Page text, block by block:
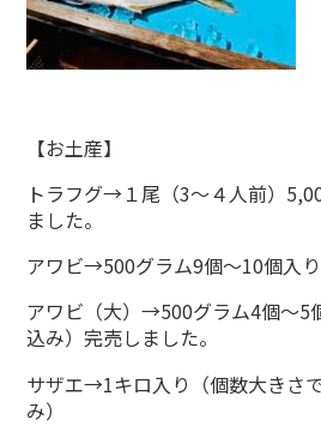
【お土産】
トラフグ→１尾（3～４人前）
ました。
アワビ→500グラム9個～10個入り
アワビ（大）→500グラム4個～5
込み）完売しました。
サザエ→1キロ入り（個数大きさ
み）